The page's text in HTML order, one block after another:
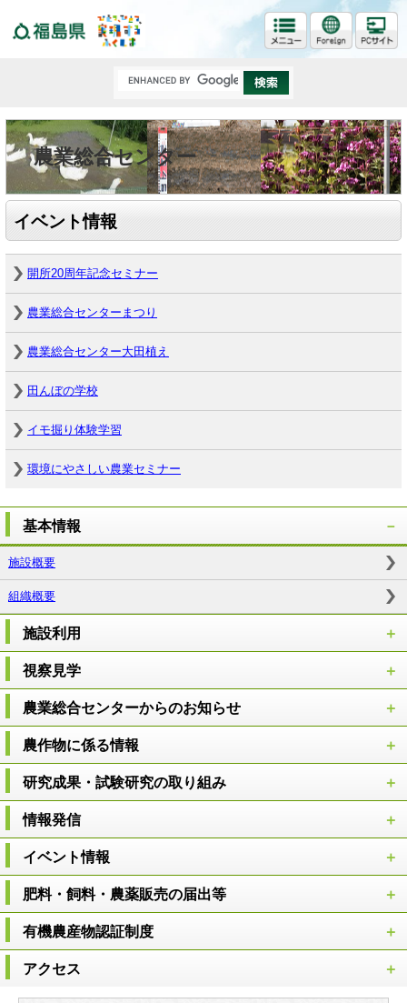
農業総合センター
イベント情報
開所20周年記念セミナー
農業総合センターまつり
農業総合センター大田植え
田んぼの学校
イモ掘り体験学習
環境にやさしい農業セミナー
基本情報
施設概要
組織概要
施設利用
視察見学
農業総合センターからのお知らせ
農作物に係る情報
研究成果・試験研究の取り組み
情報発信
イベント情報
肥料・飼料・農薬販売の届出等
有機農産物認証制度
アクセス